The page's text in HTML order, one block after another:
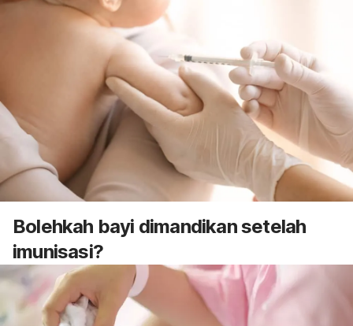
Bolehkah bayi dimandikan setelah
imunisasi?